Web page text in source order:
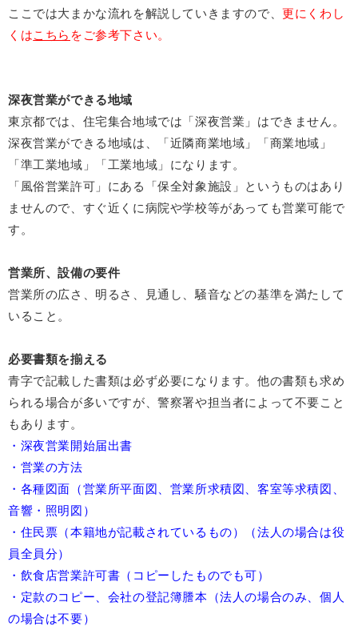
ここでは大まかな流れを解説していきますので、更にくわし
くはこちら をご参考下さい。
深夜営業ができる地域
東京都では、住宅集合地域では「深夜営業」はできません。
深夜営業ができる地域は、「近隣商業地域」「商業地域」
「準工業地域」「工業地域」になります。
「風俗営業許可」にある「保全対象施設」というものはあり
ませんので、すぐ近くに病院や学校等があっても営業可能で
す。
営業所、設備の要件
営業所の広さ、明るさ、見通し、騒音などの基準を満たして
いること。
必要書類を揃える
青字で記載した書類は必ず必要になります。他の書類も求め
られる場合が多いですが、警察署や担当者によって不要こと
もあります。
・深夜営業開始届出書
・営業の方法
・各種図面（営業所平面図、営業所求積図、客室等求積図、
音響・照明図）
・住民票（本籍地が記載されているもの）（法人の場合は役
員全員分）
・飲食店営業許可書（コピーしたものでも可）
・定款のコピー、会社の登記簿謄本（法人の場合のみ、個人
の場合は不要）